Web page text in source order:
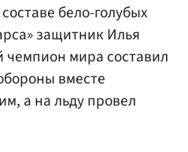
бело-голубых
защитник Илья
чемпион мира составил
вместе
, а на льду провел